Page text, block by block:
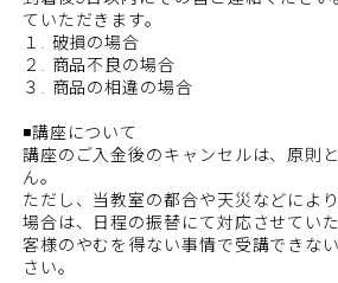
ていただきます。
１. 破損の場合
２. 商品不良の場合
３. 商品の相違の場合
◾講座について
講座のご入金後のキャンセルは、原則
ん。
ただし、当教室の都合や天災などによ
場合は、日程の振替にて対応させてい
客様のやむを得ない事情で受講できな
さい。